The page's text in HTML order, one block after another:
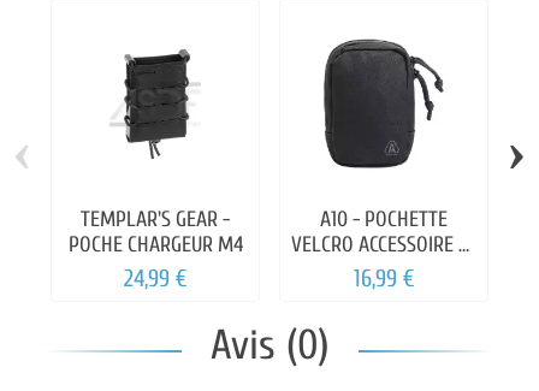
TEMPLAR'S GEAR -
POCHE CHARGEUR M4
24,99 €
A10 - POCHETTE
VELCRO ACCESSOIRE XL
DELTA NOIR
16,99 €
‹ ›
Avis (0)